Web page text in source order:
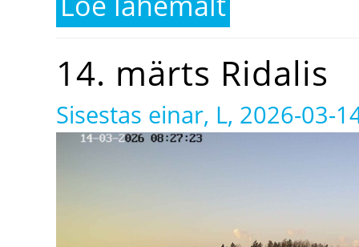
14. märts Ridalis
Sisestas einar, L, 2026-03-